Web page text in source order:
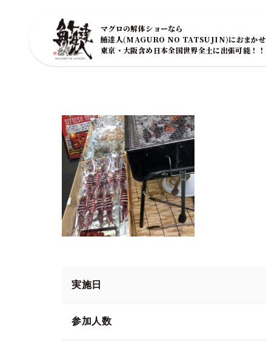
マグロの解体ショーなら
鮪達人(MAGURO NO TATSUJIN)におまかせ
東京・大阪含め日本全国世界全土に出張可能！！
実施日
参加人数